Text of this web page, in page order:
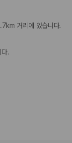
거리에 있습니다.
다.